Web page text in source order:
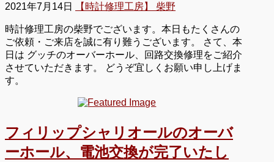
2021年7月14日 【時計修理工房】 柴野
時計修理工房の柴野でございます。本日もたくさんの
ご依頼・ご来店を誠に有り難うございます。 さて、本
日は グッチのオーバーホール、回路交換修理をご紹介
させていただきます。 どうぞ宜しくお願い申し上げま
す。
フィリップシャリオールのオーバ
ーホール、電池交換が完了いたし